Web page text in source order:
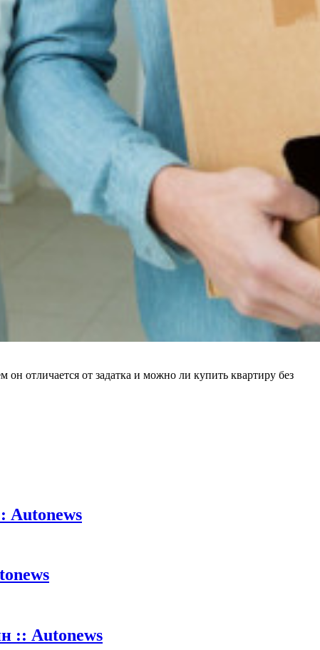
отличается от задатка и можно ли купить квартиру без
Autonews
:: Autonews